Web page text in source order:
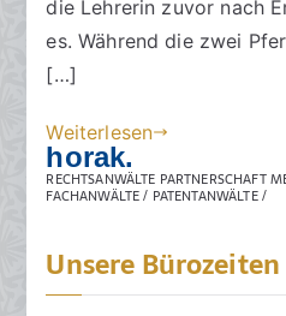
a
n
w
l
t
e
n
t
l
c
h
t
m
2
e
zu
Reitlehrerin
die Lehrerin zuvor nach
es. Während die zwei
[…]
Weiterlesen
horak.
RECHTSANWÄLTE PARTNERSCHAFT
FACHANWÄLTE / PATENTANWÄLTE /
Unsere Bürozeiten